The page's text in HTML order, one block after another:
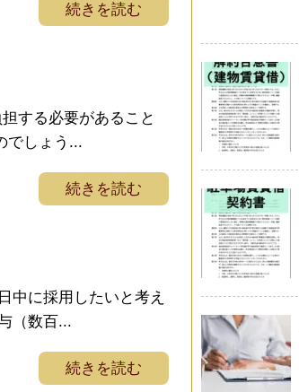
続きを読む
する必要があること
でしょう...
続きを読む
中に採用したいと考え
（数百...
続きを読む